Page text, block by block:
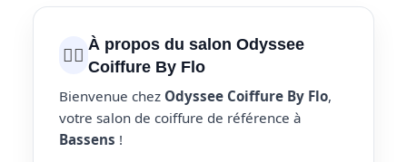
💇‍♀️ À propos du salon Odyssee
Coiffure By Flo
Bienvenue chez Odyssee Coiffure By Flo,
votre salon de coiffure de référence à
Bassens !